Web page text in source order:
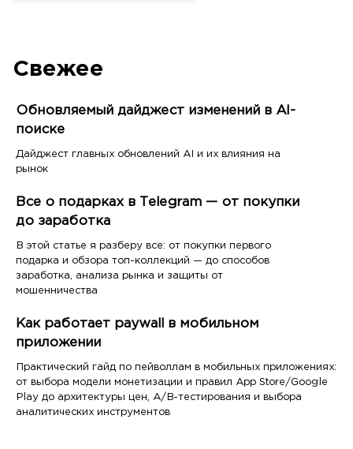
Свежее
Обновляемый дайджест изменений в AI-
поиске
Дайджест главных обновлений AI и их влияния на
рынок
Все о подарках в Telegram — от покупки
до заработка
В этой статье я разберу все: от покупки первого
подарка и обзора топ-коллекций — до способов
заработка, анализа рынка и защиты от
мошенничества
Как работает paywall в мобильном
приложении
Практический гайд по пейволлам в мобильных приложениях:
от выбора модели монетизации и правил App Store/Google
Play до архитектуры цен, A/B-тестирования и выбора
аналитических инструментов